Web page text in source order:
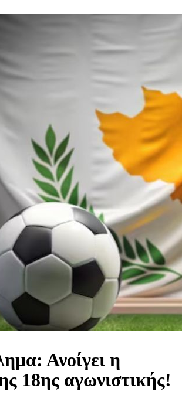
Ανοίγει η
18ης αγωνιστικής!